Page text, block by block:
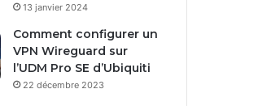
13 janvier 2024
Comment configurer un
VPN Wireguard sur
l’UDM Pro SE d’Ubiquiti
22 décembre 2023